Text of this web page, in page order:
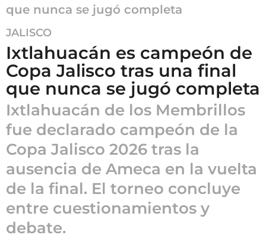
que nunca se jugó completa
2
m
e
s
e
a
g
o
2
m
e
e
s
JALISCO
Ixtlahuacán es campeón de
Copa Jalisco tras una final
que nunca se jugó completa
Ixtlahuacán de los Membrillos
fue declarado campeón de la
Copa Jalisco 2026 tras la
ausencia de Ameca en la vuelta
de la final. El torneo concluye
entre cuestionamientos y
debate.